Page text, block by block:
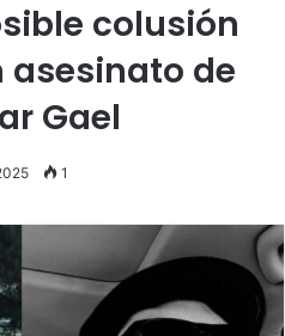
colusión
asesinato de
Gael
1